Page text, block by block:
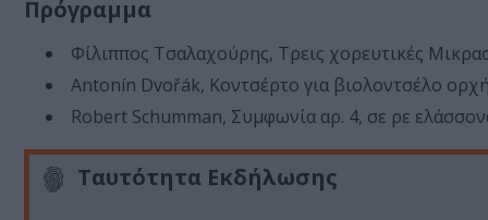
Πρόγραμμα
Φίλιππος Τσαλαχούρης, Τρεις χορευτικές
Antonín Dvořák, Κοντσέρτο για βιολοντσέλο
Robert Schumman, Συμφωνία αρ. 4, σε ρε
Ταυτότητα Εκδήλωσης